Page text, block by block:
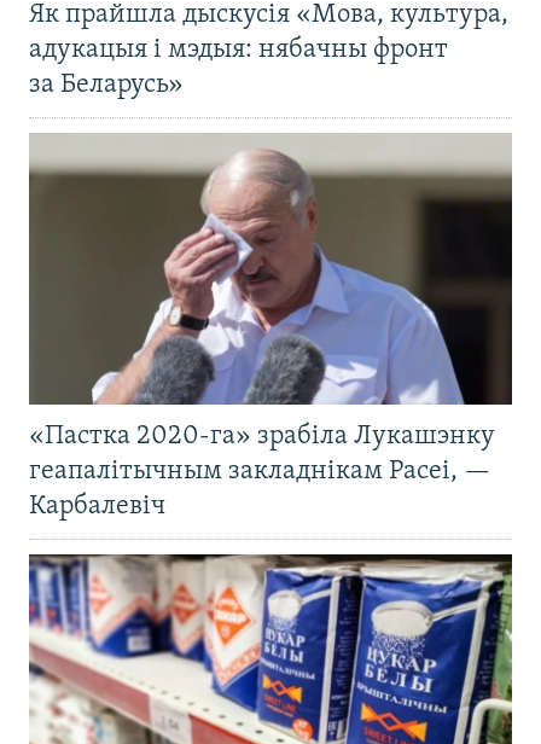
Як прайшла дыскусія «Мова, культура,
адукацыя і мэдыя: нябачны фронт
за Беларусь»
«Пастка 2020-га» зрабіла Лукашэнку
геапалітычным закладнікам Расеі, —
Карбалевіч